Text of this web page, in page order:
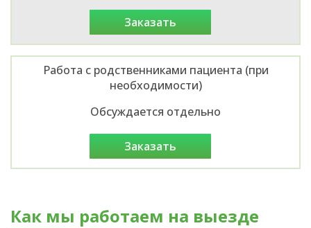
заказать
Работа с родственниками пациента (при
необходимости)
Обсуждается отдельно
заказать
Как мы работаем на выезде